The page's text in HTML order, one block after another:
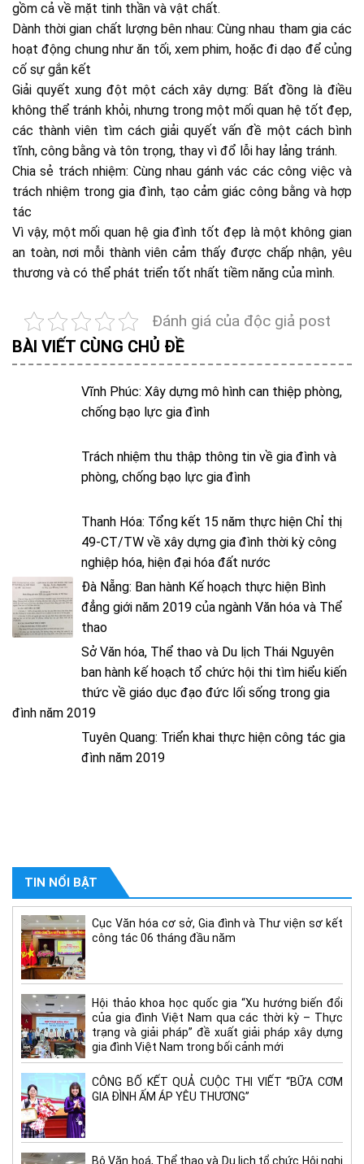
gồm cả về mặt tinh thần và vật chất.
Dành thời gian chất lượng bên nhau: Cùng nhau tham gia các
hoạt động chung như ăn tối, xem phim, hoặc đi dạo để củng
cố sự gắn kết
Giải quyết xung đột một cách xây dựng: Bất đồng là điều
không thể tránh khỏi, nhưng trong một mối quan hệ tốt đẹp,
các thành viên tìm cách giải quyết vấn đề một cách bình
tĩnh, công bằng và tôn trọng, thay vì đổ lỗi hay lảng tránh.
Chia sẻ trách nhiệm: Cùng nhau gánh vác các công việc và
trách nhiệm trong gia đình, tạo cảm giác công bằng và hợp
tác
Vì vậy, một mối quan hệ gia đình tốt đẹp là một không gian
an toàn, nơi mỗi thành viên cảm thấy được chấp nhận, yêu
thương và có thể phát triển tốt nhất tiềm năng của mình.
Đánh giá của độc giả post
BÀI VIẾT CÙNG CHỦ ĐỀ
Vĩnh Phúc: Xây dựng mô hình can thiệp phòng,
chống bạo lực gia đình
Trách nhiệm thu thập thông tin về gia đình và
phòng, chống bạo lực gia đình
Thanh Hóa: Tổng kết 15 năm thực hiện Chỉ thị
49-CT/TW về xây dựng gia đình thời kỳ công
nghiệp hóa, hiện đại hóa đất nước
Đà Nẵng: Ban hành Kế hoạch thực hiện Bình
đẳng giới năm 2019 của ngành Văn hóa và Thể
thao
Sở Văn hóa, Thể thao và Du lịch Thái Nguyên
ban hành kế hoạch tổ chức hội thi tìm hiểu kiến
thức về giáo dục đạo đức lối sống trong gia
đình năm 2019
Tuyên Quang: Triển khai thực hiện công tác gia
đình năm 2019
TIN NỔI BẬT
Cục Văn hóa cơ sở, Gia đình và Thư viện sơ kết
công tác 06 tháng đầu năm
Hội thảo khoa học quốc gia “Xu hướng biến đổi
của gia đình Việt Nam qua các thời kỳ – Thực
trạng và giải pháp” đề xuất giải pháp xây dựng
gia đình Việt Nam trong bối cảnh mới
CÔNG BỐ KẾT QUẢ CUỘC THI VIẾT “BỮA CƠM
GIA ĐÌNH ẤM ÁP YÊU THƯƠNG”
Bộ Văn hoá, Thể thao và Du lịch tổ chức Hội nghị